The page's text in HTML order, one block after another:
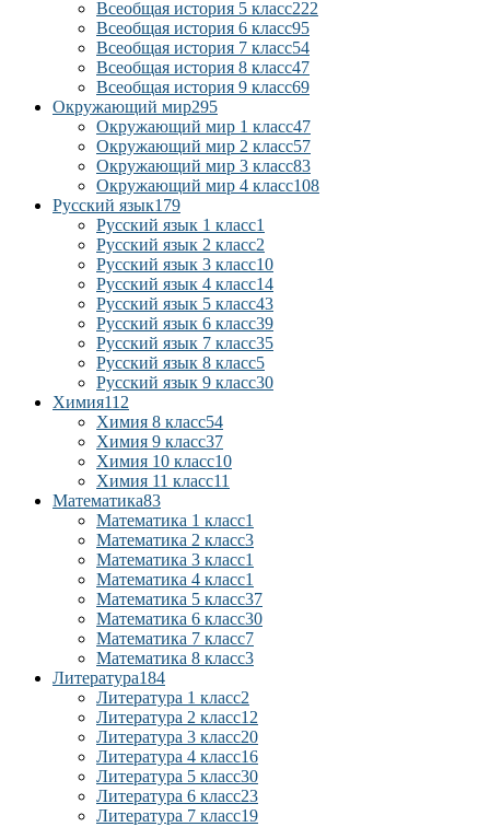
Всеобщая история 5 класс222
Всеобщая история 6 класс95
Всеобщая история 7 класс54
Всеобщая история 8 класс47
Всеобщая история 9 класс69
Окружающий мир295
Окружающий мир 1 класс47
Окружающий мир 2 класс57
Окружающий мир 3 класс83
Окружающий мир 4 класс108
Русский язык179
Русский язык 1 класс1
Русский язык 2 класс2
Русский язык 3 класс10
Русский язык 4 класс14
Русский язык 5 класс43
Русский язык 6 класс39
Русский язык 7 класс35
Русский язык 8 класс5
Русский язык 9 класс30
Химия112
Химия 8 класс54
Химия 9 класс37
Химия 10 класс10
Химия 11 класс11
Математика83
Математика 1 класс1
Математика 2 класс3
Математика 3 класс1
Математика 4 класс1
Математика 5 класс37
Математика 6 класс30
Математика 7 класс7
Математика 8 класс3
Литература184
Литература 1 класс2
Литература 2 класс12
Литература 3 класс20
Литература 4 класс16
Литература 5 класс30
Литература 6 класс23
Литература 7 класс19